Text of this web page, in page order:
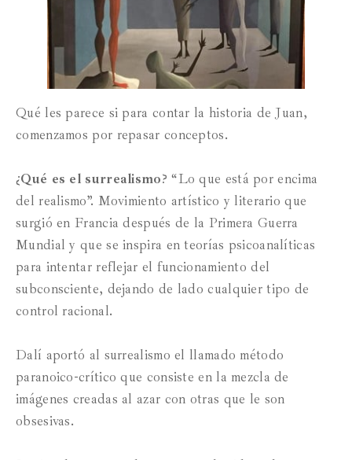
Qué les parece si para contar la historia de Juan,
comenzamos por repasar conceptos.
¿Qué es el surrealismo? “Lo que está por encima
del realismo”. Movimiento artístico y literario que
surgió en Francia después de la Primera Guerra
Mundial y que se inspira en teorías psicoanalíticas
para intentar reflejar el funcionamiento del
subconsciente, dejando de lado cualquier tipo de
control racional.
Dalí aportó al surrealismo el llamado método
paranoico-crítico que consiste en la mezcla de
imágenes creadas al azar con otras que le son
obsesivas.